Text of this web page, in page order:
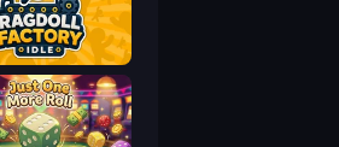
Ragdoll Factory Idle